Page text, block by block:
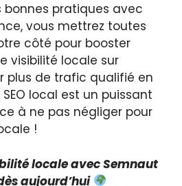
bonnes pratiques avec
vous mettrez toutes
côté pour booster
visibilité locale sur
plus de trafic qualifié en
local est un puissant
à ne pas négliger pour
!
locale avec Semnaut
aujourd’hui